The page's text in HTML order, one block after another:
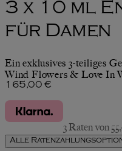
3 x 10 ml
für Damen
Ein exklusives 3-teiliges
Wind Flowers & Love In
Aktueller Preis:
165,00 €
3 Raten von
Alle